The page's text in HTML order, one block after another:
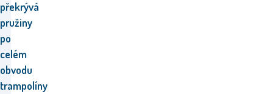
překrývá
pružiny
po
celém
obvodu
trampolíny